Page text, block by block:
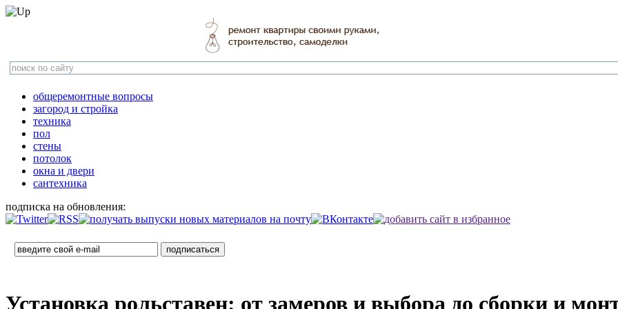
общеремонтные вопросы
загород и стройка
техника
пол
стены
потолок
окна и двери
сантехника
подписка на обновления:
Установка рольставен: от замеров и выбора до сборки и